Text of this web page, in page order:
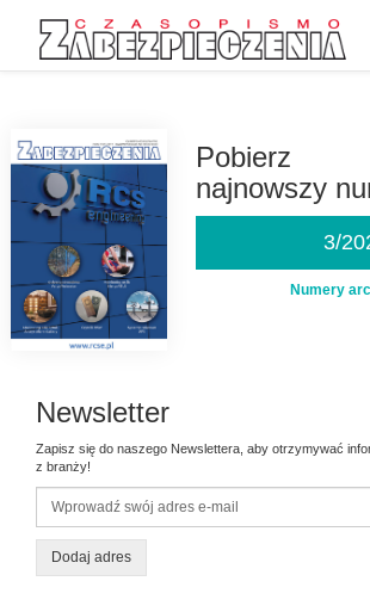
Pobierz
najnowszy
3/
Numery
Newsletter
Zapisz się do naszego Newslettera, aby otrzymywać
z branży!
Dodaj adres